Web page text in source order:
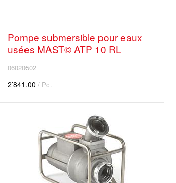
Pompe submersible pour eaux
usées MAST© ATP 10 RL
06020502
2’841.00 / Pc.